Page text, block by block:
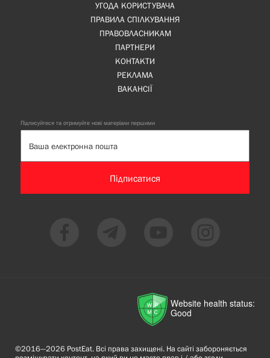
УГОДА КОРИСТУВАЧА
ПРАВИЛА СПІЛКУВАННЯ
ПРАВОВЛАСНИКАМ
ПАРТНЕРИ
КОНТАКТИ
РЕКЛАМА
ВАКАНСІЇ
Підписуйтеся та отримуйте нові матеріали першими
Підписатися
Website health status:
Good
©2016—2026 PostEat. Всі права захищені. На сайті забороняється